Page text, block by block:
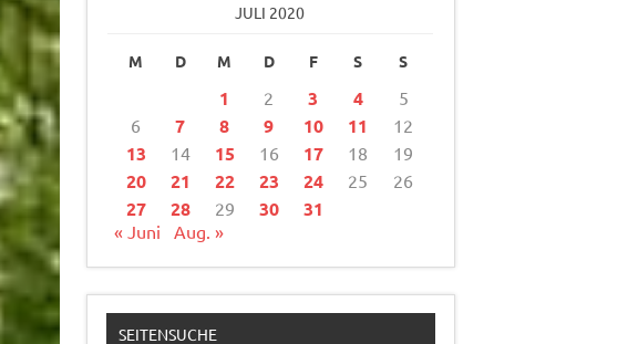
JULI 2020
M D M D F S S
1 2 3 4
5
6
7 8 9 10 11 12
13 14 15 16 17 18 19
20 21 22 23 24 25 26
27 28 29 30 31
« Juni Aug. »
SEITENSUCHE